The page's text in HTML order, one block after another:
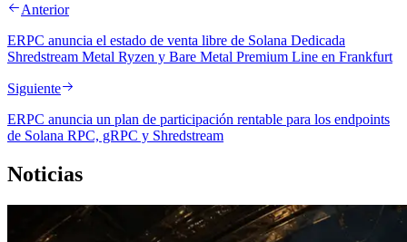
Anterior
ERPC anuncia el estado de venta libre de Solana Dedicada
Shredstream Metal Ryzen y Bare Metal Premium Line en Frankfurt
Siguiente
ERPC anuncia un plan de participación rentable para los endpoints
de Solana RPC, gRPC y Shredstream
Noticias